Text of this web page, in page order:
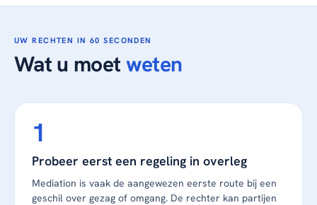
UW RECHTEN IN 60 SECONDEN
Wat u moet weten
Probeer eerst een regeling in overleg
Mediation is vaak de aangewezen eerste route bij een
geschil over gezag of omgang. De rechter kan partijen